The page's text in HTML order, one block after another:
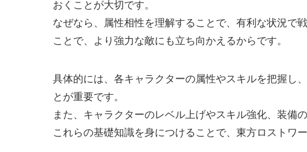
おくことが大切です。
なぜなら、属性相性を理解することで、有利な状況で
ことで、より強力な敵にも立ち向かえるからです。
具体的には、各キャラクターの属性やスキルを把握し
とが重要です。
また、キャラクターのレベル上げやスキル強化、装備
これらの基礎知識を身につけることで、東方ロストワ